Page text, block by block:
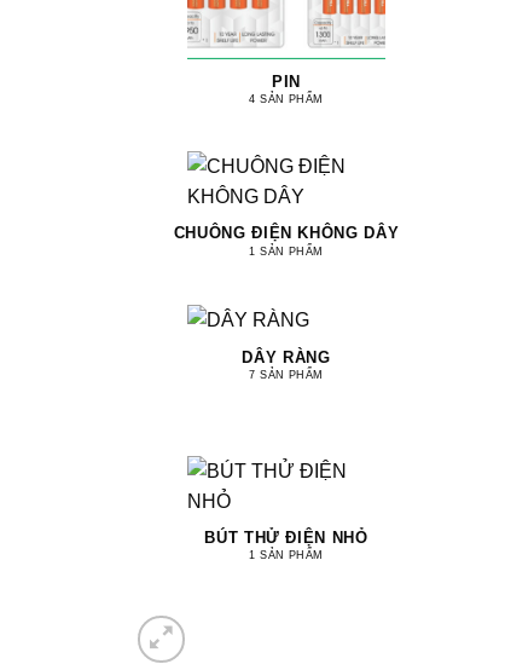
PIN
4 SẢN PHẨM
CHUÔNG ĐIỆN KHÔNG DÂY
1 SẢN PHẨM
DÂY RÀNG
7 SẢN PHẨM
BÚT THỬ ĐIỆN NHỎ
1 SẢN PHẨM